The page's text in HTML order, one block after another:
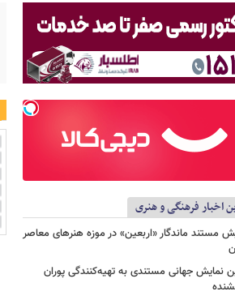
اخبار فرهنگی و هنری
مستند ماندگار «اربعین» در موزه هنرهای معاصر
نمایش جهانی مستندی به تهیه‌کنندگی پوران